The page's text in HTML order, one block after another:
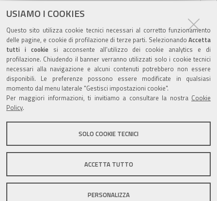
USIAMO I COOKIES
Questo sito utilizza cookie tecnici necessari al corretto funzionamento
delle pagine, e cookie di profilazione di terze parti. Selezionando Accetta
tutti i cookiesi acconsente all’utilizzo dei cookie analytics e di
profilazione. Chiudendo il banner verranno utilizzati solo i cookie tecnici
necessari alla navigazione e alcuni contenuti potrebbero non essere
disponibili. Le preferenze possono essere modificate in qualsiasi
momento dal menu laterale "Gestisci impostazioni cookie".
Per maggiori informazioni, ti invitiamo a consultare la nostra Cookie
Policy.
SOLO COOKIE TECNICI
ACCETTA TUTTO
PERSONALIZZA
Azioni
sul
documento
ultima modifica 22/06/2020
Valuta questo sito
Sito istituzionale Comune di Zola Predosa